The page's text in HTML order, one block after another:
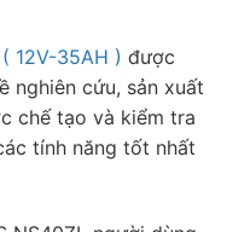
12V-35AH ) được
nghiên cứu, sản xuất
chế tạo và kiểm tra
tính năng tốt nhất